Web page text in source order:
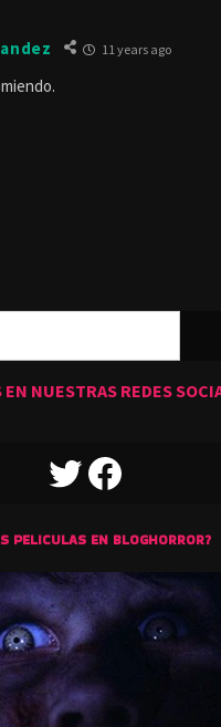
11 years ago
NUESTRAS REDES
TWITTERFACEBOOK
PELICULAS EN BLOGHORROR?